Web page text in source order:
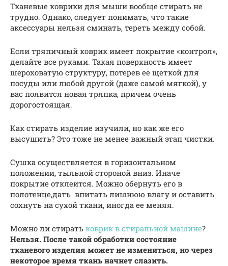
Тканевые коврики для мыши вообще стирать не
трудно. Однако, следует понимать, что такие
аксессуары нельзя сминать, тереть между собой.
Если тряпичный коврик имеет покрытие «контрол»,
делайте все руками. Такая поверхность имеет
шероховатую структуру, потерев ее щеткой для
посуды или любой другой (даже самой мягкой), у
вас появится новая тряпка, причем очень
дорогостоящая.
Как стирать изделие изучили, но как же его
высушить? Это тоже не менее важный этап чистки.
Сушка осуществляется в горизонтальном
положении, тыльной стороной вниз. Иначе
покрытие отклеится. Можно обернуть его в
полотенце,дать впитать лишнюю влагу и оставить
сохнуть на сухой ткани, иногда ее меняя.
Можно ли стирать коврик в стиральной машине?
Нельзя. После такой обработки состояние
тканевого изделия может не измениться, но через
некоторое время ткань начнет слазить.